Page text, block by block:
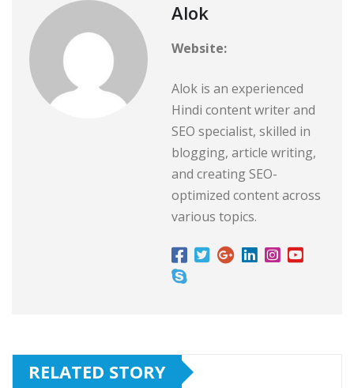
Alok
Website:
Alok is an experienced
Hindi content writer and
SEO specialist, skilled in
blogging, article writing,
and creating SEO-
optimized content across
various topics.
RELATED STORY